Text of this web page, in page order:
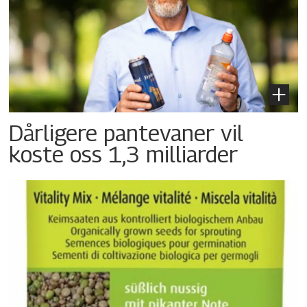
Dårligere pantevaner vil
koste oss 1,3 milliarder